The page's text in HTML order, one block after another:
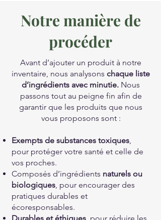
Notre manière de
procéder
Avant d’ajouter un produit à notre
inventaire, nous analysons chaque liste
d’ingrédients avec minutie. Nous
passons tout au peigne fin afin de
garantir que les produits que nous
vous proposons sont :
Exempts de substances toxiques
pour protéger votre santé et celle de
vos proches.
Composés d’ingrédients naturels ou
biologiques , pour encourager des
pratiques durables et
écoresponsables.
Durables et éthiques , pour réduire les